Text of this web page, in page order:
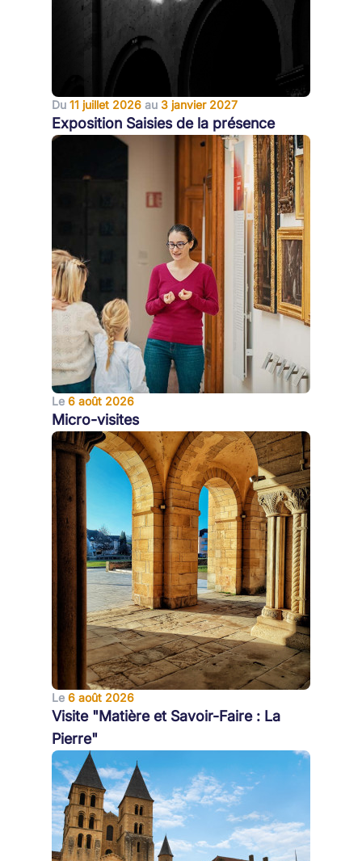
Du 11 juillet 2026 au 3 janvier 2027
Exposition Saisies de la présence
Le 6 août 2026
Micro-visites
Le 6 août 2026
Visite "Matière et Savoir-Faire : La
Pierre"